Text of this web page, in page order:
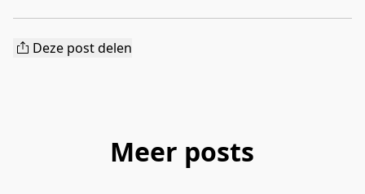
Deze post delen
Meer posts